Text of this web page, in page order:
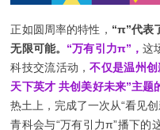
正如圆周率的特性， “π”代表
无限可能。 “万有引力π”，这
科技交流活动，不仅是温州
天下英才 共创美好未来”主题
热土上，完成了一次从“看见创
青科会与“万有引力π”播下的